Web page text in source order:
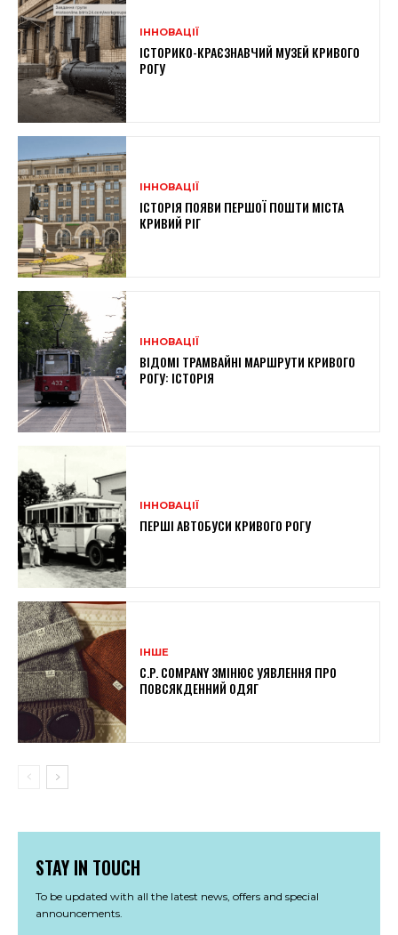
ІННОВАЦІЇ
ІСТОРИКО-КРАЄЗНАВЧИЙ МУЗЕЙ КРИВОГО
РОГУ
ІННОВАЦІЇ
ІСТОРІЯ ПОЯВИ ПЕРШОЇ ПОШТИ МІСТА
КРИВИЙ РІГ
ІННОВАЦІЇ
ВІДОМІ ТРАМВАЙНІ МАРШРУТИ КРИВОГО
РОГУ: ІСТОРІЯ
ІННОВАЦІЇ
ПЕРШІ АВТОБУСИ КРИВОГО РОГУ
ІНШЕ
C.P. COMPANY ЗМІНЮЄ УЯВЛЕННЯ ПРО
ПОВСЯКДЕННИЙ ОДЯГ
STAY IN TOUCH
To be updated with all the latest news, offers and special
announcements.